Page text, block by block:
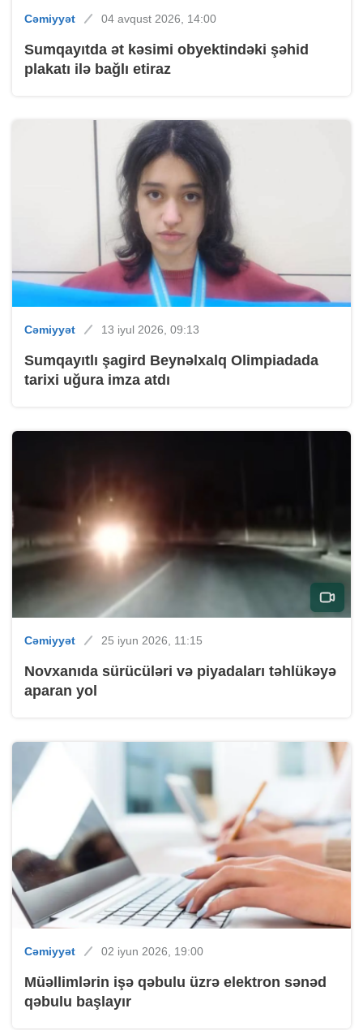
Cəmiyyət 04 avqust 2026, 14:00
Sumqayıtda ət kəsimi obyektindəki şəhid
plakatı ilə bağlı etiraz
Cəmiyyət 13 iyul 2026, 09:13
Sumqayıtlı şagird Beynəlxalq Olimpiadada
tarixi uğura imza atdı
Cəmiyyət 25 iyun 2026, 11:15
Novxanıda sürücüləri və piyadaları təhlükəyə
aparan yol
Cəmiyyət 02 iyun 2026, 19:00
Müəllimlərin işə qəbulu üzrə elektron sənəd
qəbulu başlayır